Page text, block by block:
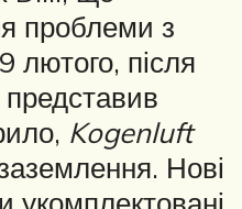
проблеми з
лютого, після
Kogenluft
Нові